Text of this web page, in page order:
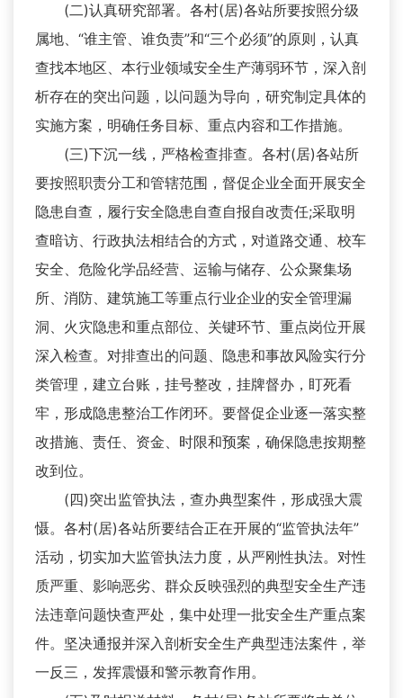
(二)认真研究部署。各村(居)各站所要按照分级
属地、“谁主管、谁负责”和“三个必须”的原则，认真
查找本地区、本行业领域安全生产薄弱环节，深入剖
析存在的突出问题，以问题为导向，研究制定具体的
实施方案，明确任务目标、重点内容和工作措施。
(三)下沉一线，严格检查排查。各村(居)各站所
要按照职责分工和管辖范围，督促企业全面开展安全
隐患自查，履行安全隐患自查自报自改责任;采取明
查暗访、行政执法相结合的方式，对道路交通、校车
安全、危险化学品经营、运输与储存、公众聚集场
所、消防、建筑施工等重点行业企业的安全管理漏
洞、火灾隐患和重点部位、关键环节、重点岗位开展
深入检查。对排查出的问题、隐患和事故风险实行分
类管理，建立台账，挂号整改，挂牌督办，盯死看
牢，形成隐患整治工作闭环。要督促企业逐一落实整
改措施、责任、资金、时限和预案，确保隐患按期整
改到位。
(四)突出监管执法，查办典型案件，形成强大震
慑。各村(居)各站所要结合正在开展的“监管执法年”
活动，切实加大监管执法力度，从严刚性执法。对性
质严重、影响恶劣、群众反映强烈的典型安全生产违
法违章问题快查严处，集中处理一批安全生产重点案
件。坚决通报并深入剖析安全生产典型违法案件，举
一反三，发挥震慑和警示教育作用。